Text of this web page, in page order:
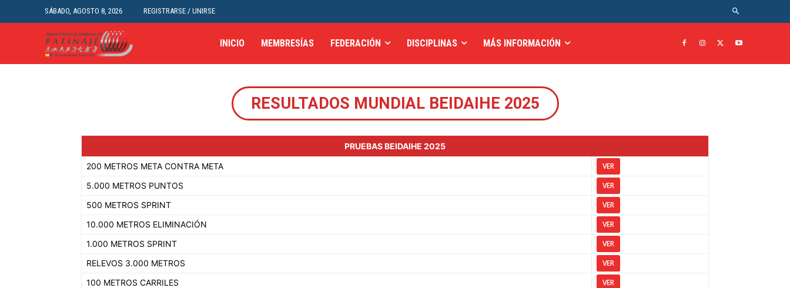
SÁBADO, AGOSTO 8, 2026 REGISTRARSE / UNIRSE
INICIO MEMBRESÍAS FEDERACIÓN DISCIPLINAS MÁS INFORMACIÓN
RESULTADOS MUNDIAL BEIDAIHE 2025
PRUEBAS BEIDAIHE 2025
200 METROS META CONTRA META
VER
5.000 METROS PUNTOS
VER
500 METROS SPRINT
VER
10.000 METROS ELIMINACIÓN
VER
1.000 METROS SPRINT
VER
RELEVOS 3.000 METROS
VER
100 METROS CARRILES
VER